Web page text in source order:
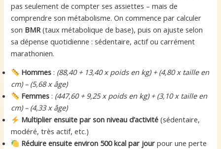
pas seulement de compter ses assiettes – mais de
comprendre son métabolisme. On commence par calculer
son BMR (taux métabolique de base), puis on ajuste selon
sa dépense quotidienne : sédentaire, actif ou carrément
marathonien.
Hommes : (88,40 + 13,40 x poids en kg) + (4,80 x taille en
cm) – (5,68 x âge)
Femmes : (447,60 + 9,25 x poids en kg) + (3,10 x taille en
cm) – (4,33 x âge)
Multiplier ensuite par son niveau d’activité (sédentaire,
modéré, très actif, etc.)
Réduire ensuite environ 500 kcal par jour pour une perte